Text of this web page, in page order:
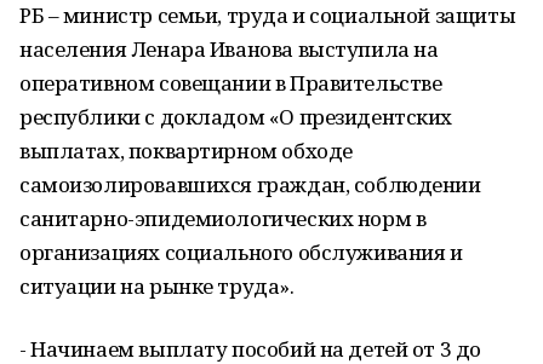
РБ – министр семьи, труда и социальной защиты
населения Ленара Иванова выступила на
оперативном совещании в Правительстве
республики с докладом «О президентских
выплатах, поквартирном обходе
самоизолировавшихся граждан, соблюдении
санитарно-эпидемиологических норм в
организациях социального обслуживания и
ситуации на рынке труда».
- Начинаем выплату пособий на детей от 3 до